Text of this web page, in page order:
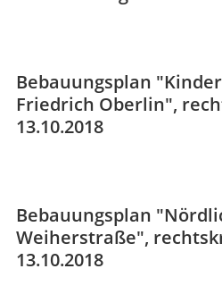
Bebauungsplan
Friedrich Oberlin",
13.10.2018
Bebauungsplan
Weiherstraße",
13.10.2018